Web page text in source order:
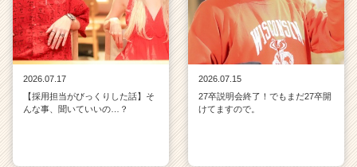
2026.07.17
【採用担当がびっくりした話】そ
んな事、聞いていいの…？
2026.07.15
27卒説明会終了！でもまだ27卒開
けてますので。